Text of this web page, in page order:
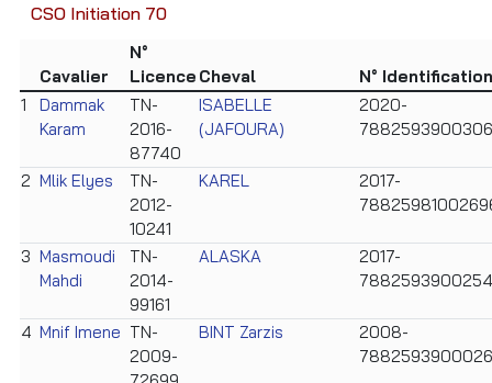
CSO Initiation 70
Cavalier
N°
Licence Cheval
N° Identification
1
Dammak
Karam
TN-
2016-
87740
ISABELLE
(JAFOURA)
2020-
2 Mlik Elyes
TN-
2012-
10241
KAREL
2017-
3 Masmoudi
Mahdi
TN-
2014-
99161
ALASKA
2017-
4 Mnif Imene TN-
2009-
BINT Zarzis
2008-